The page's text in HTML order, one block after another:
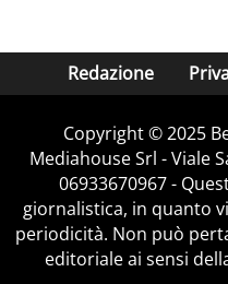
Redazione
Copyright © 2025
Mediahouse Srl - Viale
06933670967 -
giornalistica, in quanto
periodicità. Non può
editoriale ai sensi